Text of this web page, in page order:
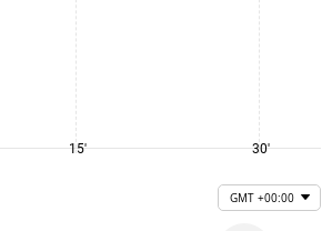
15' 30'
GMT +00:00